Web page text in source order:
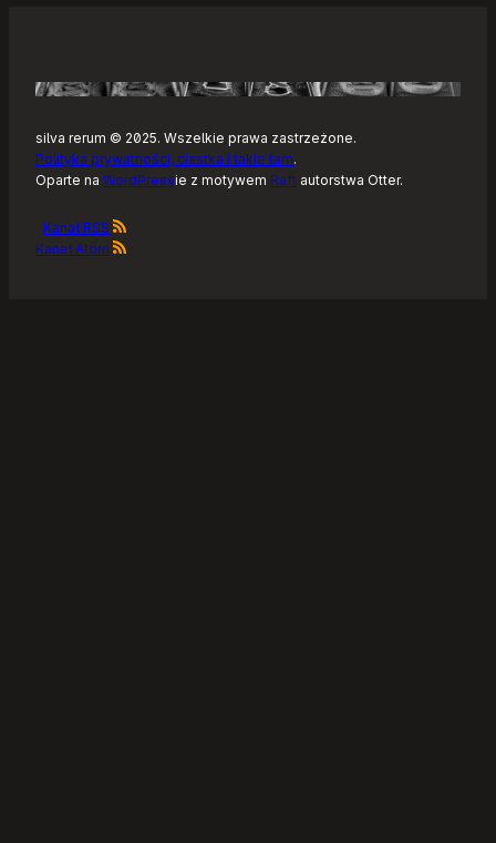
silva rerum © 2025. Wszelkie prawa zastrzeżone.
Polityka prywatności, ciastka i takie tam.
Oparte na WordPressie z motywem Raft autorstwa Otter.
Kanał RSS
Kanał Atom